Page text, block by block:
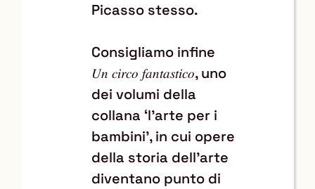
Picasso stesso.
Consigliamo infine
𝑈𝑛 𝑐𝑖𝑟𝑐𝑜 𝑓𝑎𝑛𝑡𝑎𝑠𝑡𝑖𝑐𝑜, uno
dei volumi della
collana ‘l’arte per i
bambini’, in cui opere
della storia dell’arte
diventano punto di